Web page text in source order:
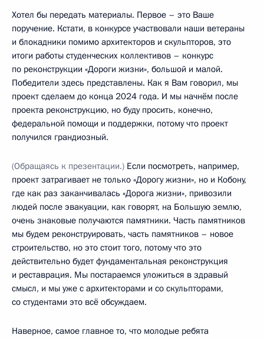
Хотел бы передать материалы. Первое – это Ваше
поручение. Кстати, в конкурсе участвовали наши ветераны
и блокадники помимо архитекторов и скульпторов, это
итоги работы студенческих коллективов – конкурс
по реконструкции «Дороги жизни», большой и малой.
Победители здесь представлены. Как я Вам говорил, мы
проект сделаем до конца 2024 года. И мы начнём после
проекта реконструкцию, но буду просить, конечно,
федеральной помощи и поддержки, потому что проект
получился грандиозный.
(Обращаясь к презентации.) Если посмотреть, например,
проект затрагивает не только «Дорогу жизни», но и Кобону,
где как раз заканчивалась «Дорога жизни», привозили
людей после эвакуации, как говорят, на Большую землю,
очень знаковые получаются памятники. Часть памятников
мы будем реконструировать, часть памятников – новое
строительство, но это стоит того, потому что это
действительно будет фундаментальная реконструкция
и реставрация. Мы постараемся уложиться в здравый
смысл, и мы уже с архитекторами и со скульпторами,
со студентами это всё обсуждаем.
Наверное, самое главное то, что молодые ребята